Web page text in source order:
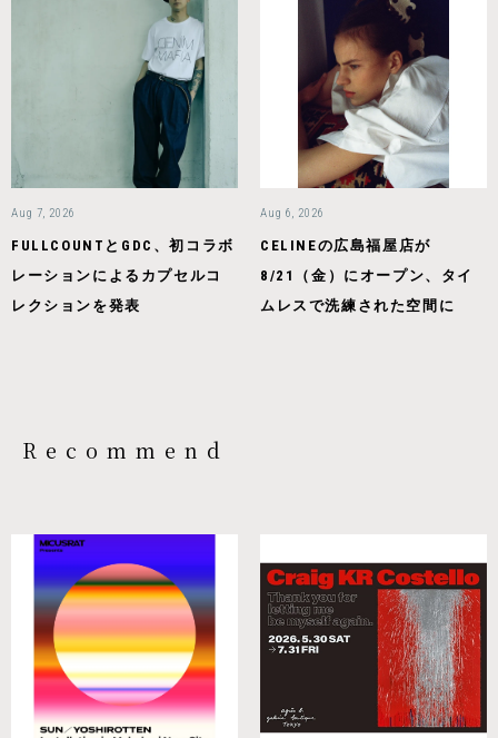
Aug 7, 2026
FULLCOUNTとGDC、初コラボ
レーションによるカプセルコ
レクションを発表
Aug 6, 2026
CELINEの広島福屋店が
8/21（金）にオープン、タイ
ムレスで洗練された空間に
Recommend